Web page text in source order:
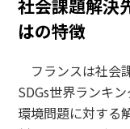
社会課題解決
はの特徴
フランスは社会
SDGs世界ランキ
環境問題に対する